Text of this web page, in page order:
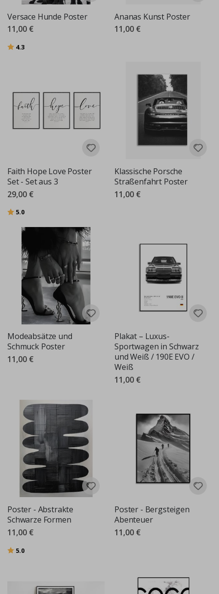
Versace Hunde Poster
11,00 €
Bewertung:
4.3
Ananas Kunst Poster
11,00 €
Faith Hope Love Poster
Set - Set aus 3
29,00 €
Bewertung:
5.0
Klassische Porsche
Straßenfahrt Poster
11,00 €
Modeabsätze und
Schmuck Poster
11,00 €
Plakat – Luxus-
Sportwagen in Schwarz
und Weiß / 190E EVO /
Weiß
11,00 €
Poster - Abstrakte
Schwarze Formen
11,00 €
Bewertung:
5.0
Poster - Bergsteigen
Abenteuer
11,00 €